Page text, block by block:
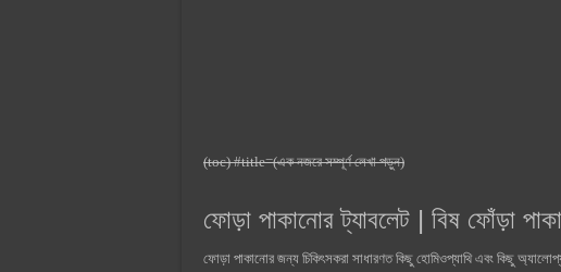
(toc) #title=(এক নজরে সম্পূর্ণ লেখা পড়ুন)
ফোড়া পাকানোর ট্যাবলেট | বিষ ফোঁড়া
ফোড়া পাকানোর জন্য চিকিৎসকরা সাধারণত কিছু হোমিওপ্যাথি এবং কিছু